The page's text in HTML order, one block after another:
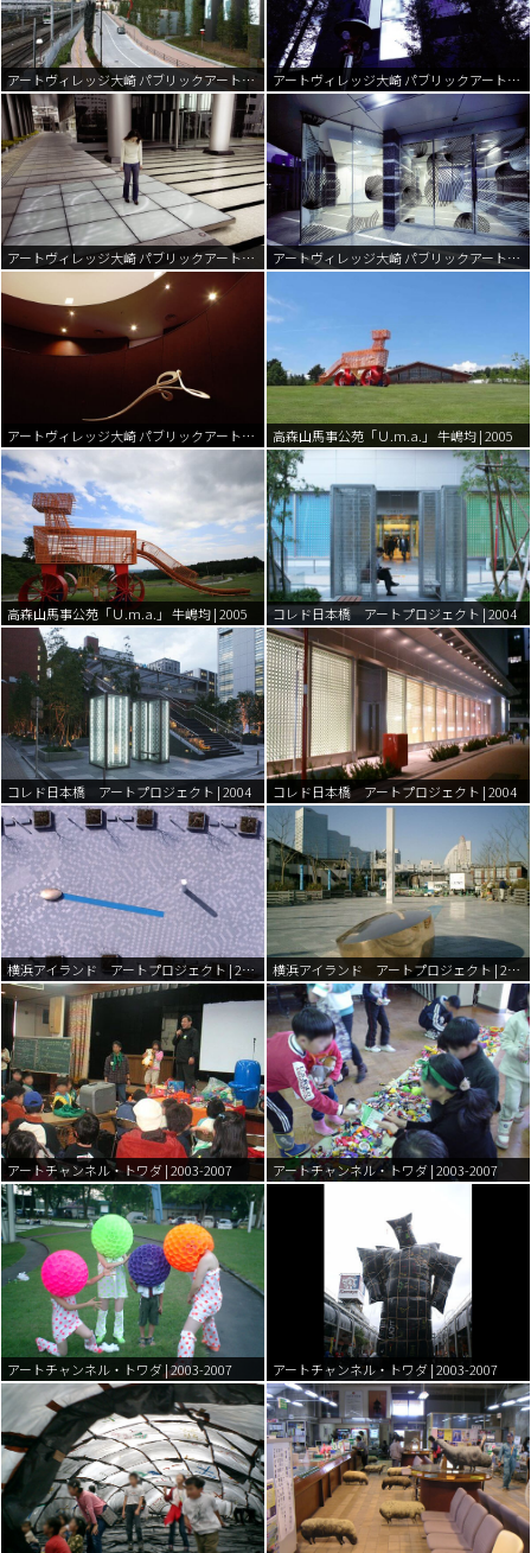
アートヴィレッジ大崎 パブリックアート・プロジェクト | 2007 アートヴィレッジ大崎 パブリックアート・プロジェクト | 2007
アートヴィレッジ大崎 パブリックアート・プロジェクト | 2007 アートヴィレッジ大崎 パブリックアート・プロジェクト | 2007
アートヴィレッジ大崎 パブリックアート・プロジェクト | 2007 高森山馬事公苑「Ｕ.m.a.」 牛嶋均 | 2005
高森山馬事公苑「Ｕ.m.a.」 牛嶋均 | 2005 コレド日本橋 アートプロジェクト | 2004
コレド日本橋 アートプロジェクト | 2004 コレド日本橋 アートプロジェクト | 2004
横浜アイランド アートプロジェクト | 2003 横浜アイランド アートプロジェクト | 2003
アートチャンネル・トワダ | 2003-2007 アートチャンネル・トワダ | 2003-2007
アートチャンネル・トワダ | 2003-2007 アートチャンネル・トワダ | 2003-2007